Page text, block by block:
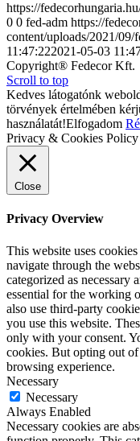
https://
0 0 fed-adm https://
content/uploads/2021/09/
11:47:222021-05-03
Copyright® Fedecor Kft.
Scroll to top
Kedves látogatónk
törvények értelmében
használatát!Elfogadom
Privacy & Cookies Policy
Close
Privacy Overview
This website uses
navigate through the
categorized as necessary
essential for the working
also use third-party
you use this website.
only with your consent.
cookies. But opting out
browsing experience.
Necessary
Necessary
Always Enabled
Necessary cookies are